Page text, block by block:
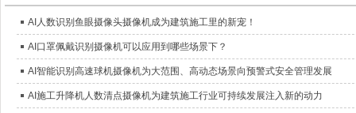
AI人数识别鱼眼摄像头摄像机成为建筑施工里的新宠！
AI口罩佩戴识别摄像机可以应用到哪些场景下？
AI智能识别高速球机摄像机为大范围、高动态场景向预警式安全管理发展
AI施工升降机人数清点摄像机为建筑施工行业可持续发展注入新的动力